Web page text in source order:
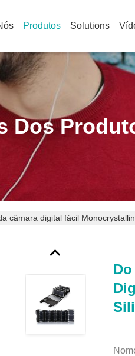
Produtos Solutions
Dos
câmara digital fácil